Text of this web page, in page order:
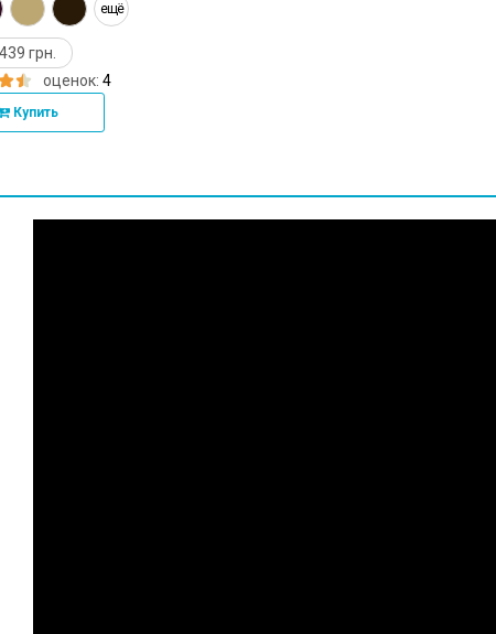
ещё
439 грн.
оценок: 4
Купить